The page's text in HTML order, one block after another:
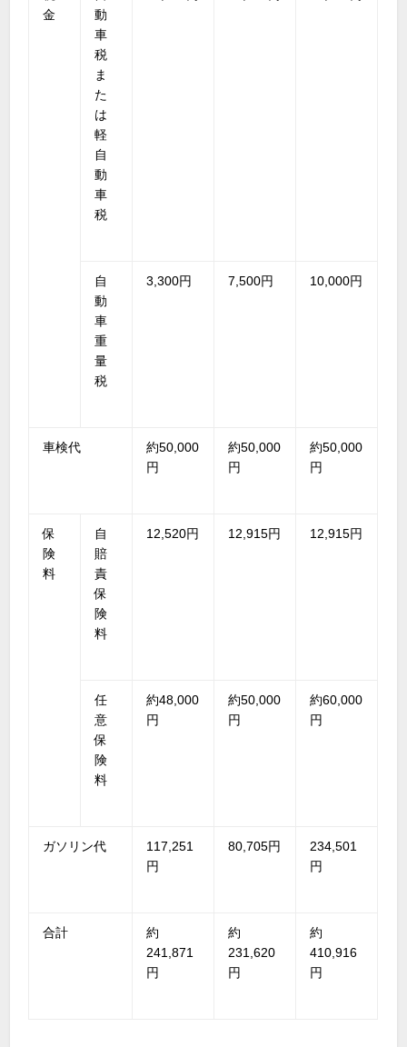
金
動
車
税
ま
た
は
軽
自
動
車
税
自
動
車
重
量
税
3,300円 7,500円 10,000円
車検代
約50,000
円
約50,000
円
約50,000
円
保
険
料
自
賠
責
保
険
料
12,520円 12,915円 12,915円
任
意
保
険
料
約48,000
円
約50,000
円
約60,000
円
ガソリン代
117,251
円
80,705円
234,501
円
合計
約
241,871
円
約
231,620
円
約
410,916
円